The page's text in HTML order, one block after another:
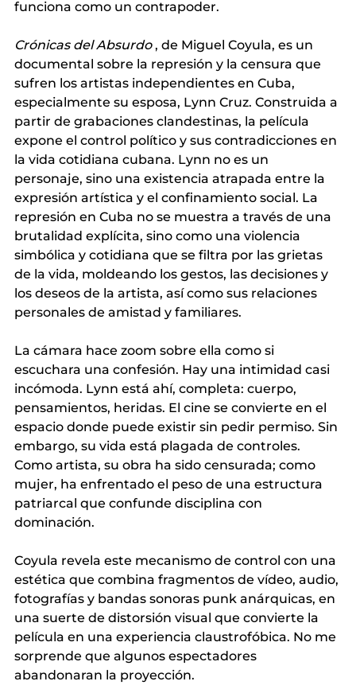
funciona como un contrapoder.
Crónicas del Absurdo , de Miguel Coyula, es un
documental sobre la represión y la censura que
sufren los artistas independientes en Cuba,
especialmente su esposa, Lynn Cruz. Construida a
partir de grabaciones clandestinas, la película
expone el control político y sus contradicciones en
la vida cotidiana cubana. Lynn no es un
personaje, sino una existencia atrapada entre la
expresión artística y el confinamiento social. La
represión en Cuba no se muestra a través de una
brutalidad explícita, sino como una violencia
simbólica y cotidiana que se filtra por las grietas
de la vida, moldeando los gestos, las decisiones y
los deseos de la artista, así como sus relaciones
personales de amistad y familiares.
La cámara hace zoom sobre ella como si
escuchara una confesión. Hay una intimidad casi
incómoda. Lynn está ahí, completa: cuerpo,
pensamientos, heridas. El cine se convierte en el
espacio donde puede existir sin pedir permiso. Sin
embargo, su vida está plagada de controles.
Como artista, su obra ha sido censurada; como
mujer, ha enfrentado el peso de una estructura
patriarcal que confunde disciplina con
dominación.
Coyula revela este mecanismo de control con una
estética que combina fragmentos de vídeo, audio,
fotografías y bandas sonoras punk anárquicas, en
una suerte de distorsión visual que convierte la
película en una experiencia claustrofóbica. No me
sorprende que algunos espectadores
abandonaran la proyección.